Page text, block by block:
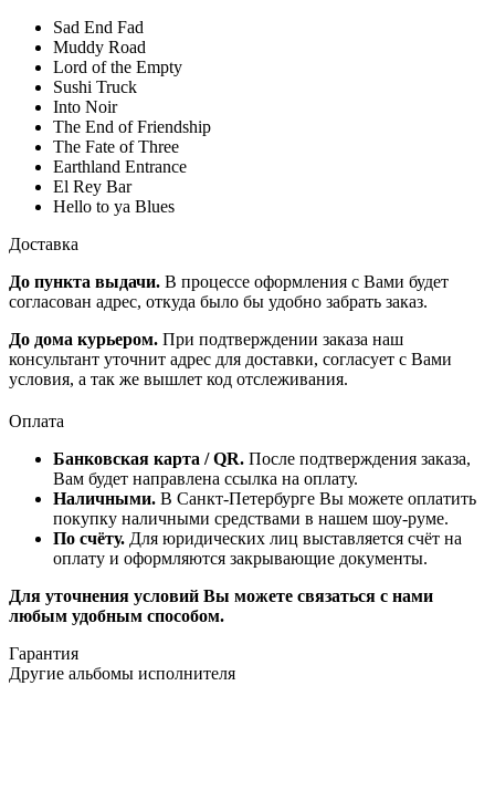
Sad End Fad
Muddy Road
Lord of the Empty
Sushi Truck
Into Noir
The End of Friendship
The Fate of Three
Earthland Entrance
El Rey Bar
Hello to ya Blues
Доставка
До пункта выдачи. В процессе оформления с Вами будет
согласован адрес, откуда было бы удобно забрать заказ.
До дома курьером. При подтверждении заказа наш
консультант уточнит адрес для доставки, согласует с Вами
условия, а так же вышлет код отслеживания.
Оплата
Банковская карта / QR. После подтверждения заказа,
Вам будет направлена ссылка на оплату.
Наличными. В Санкт-Петербурге Вы можете оплатить
покупку наличными средствами в нашем шоу-руме.
По счёту. Для юридических лиц выставляется счёт на
оплату и оформляются закрывающие документы.
Для уточнения условий Вы можете связаться с нами
любым удобным способом.
Гарантия
Другие альбомы исполнителя